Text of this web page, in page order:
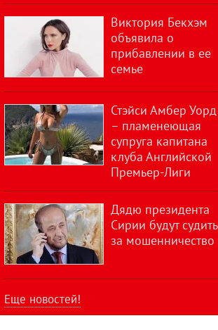
Виктория Бекхэм
объявила о
прибавлении в ее
семье
Стэйси Амбер Уорд
– пламенеющая
супруга капитана
клуба Английской
Премьер-Лиги
Дядю президента
Сирии будут судить
за мошенничество
Еще новостей!